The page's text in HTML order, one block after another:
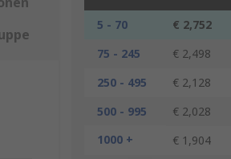
5 - 70 € 2,752
75 - 245
€ 2,498
250 - 495
€ 2,128
500 - 995
€ 2,028
1000 +
€ 1,904